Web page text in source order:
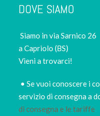
DOVE SIAMO
Siamo in via Sarnico 26
a Capriolo (BS)
Vieni a trovarci!
• Se vuoi conoscere i
servizio di consegna a
di consegna e le tariffe